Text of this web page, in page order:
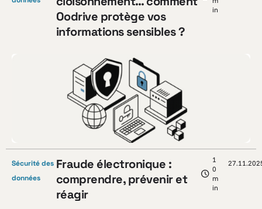
Oodrive protège vos
informations sensibles ?
in
Sécurité des
données
Fraude électronique :
comprendre, prévenir et
réagir
1
0
m
in